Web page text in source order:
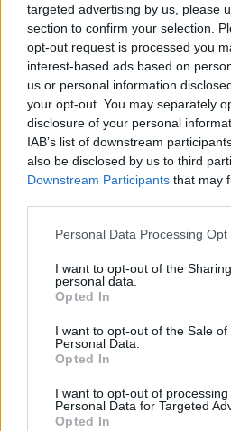
targeted advertising by us, please
section to confirm your selection.
opt-out request is processed you
interest-based ads based on
us or personal information
your opt-out. You may separately
disclosure of your personal
IAB’s list of downstream
also be disclosed by us to third
Downstream Participants that may
Personal Data Processing Opt
I want to opt-out of the
personal data.
Opted In
I want to opt-out of the Sale of
Personal Data.
Opted In
I want to opt-out of processing
Personal Data for Targeted
Opted In
EVENTI
Berici in
Italy, sulla
EVENTI
“Teatro in
spettacolo a
agosto inizia